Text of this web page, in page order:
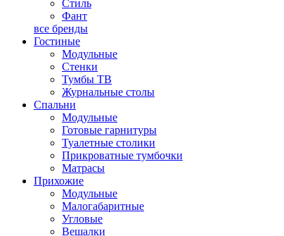
Стиль
Фант
все бренды
Гостиные
Модульные
Стенки
Тумбы ТВ
Журнальные столы
Спальни
Модульные
Готовые гарнитуры
Туалетные столики
Прикроватные тумбочки
Матрасы
Прихожие
Модульные
Малогабаритные
Угловые
Вешалки